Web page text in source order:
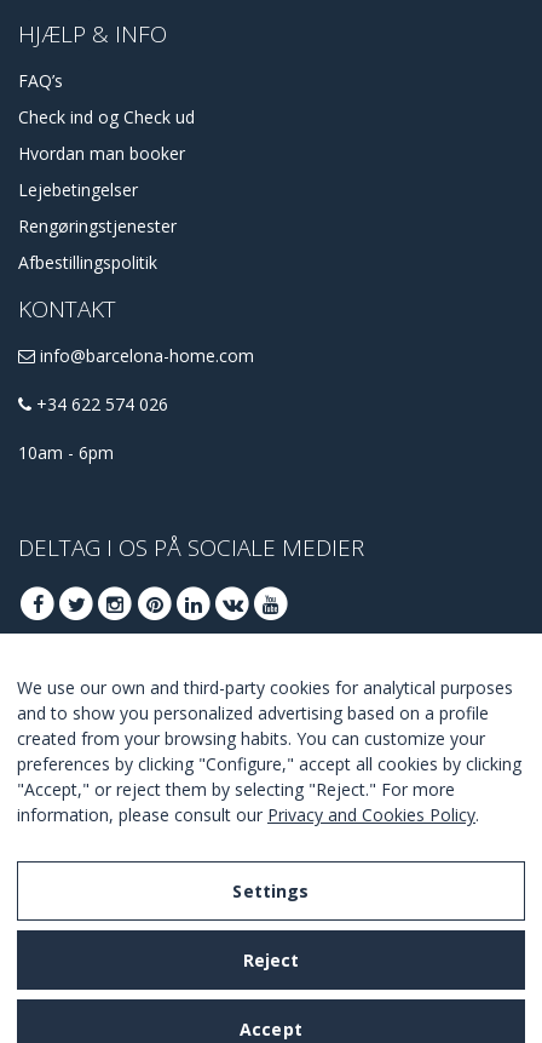
HJÆLP & INFO
FAQ’s
Check ind og Check ud
Hvordan man booker
Lejebetingelser
Rengøringstjenester
Afbestillingspolitik
KONTAKT
info@barcelona-home.com
+34 622 574 026
10am - 6pm
DELTAG I OS PÅ SOCIALE MEDIER
DELTAG AT FÅ BEDSTE TILBUD
TILSLUTTE
I Agree with the terms and conditions
We use our own and third-party cookies for analytical purposes
and to show you personalized advertising based on a profile
created from your browsing habits. You can customize your
preferences by clicking "Configure," accept all cookies by clicking
"Accept," or reject them by selecting "Reject." For more
information, please consult our Privacy and Cookies Policy.
Settings
Reject
Accept
Legal Notice
Privacy and Cookies Policy
Terms and Conditions of Use